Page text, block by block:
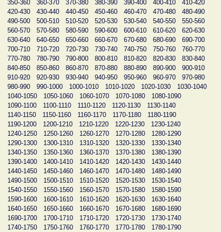
350-360 360-370 370-380 380-390 390-400 400-410
410-420
420-430
430-440 440-450 450-460 460-470 470-480
480-490
490-500
500-510 510-520 520-530 530-540 540-550
550-560
560-570
570-580 580-590 590-600 600-610 610-620
620-630
630-640
640-650 650-660 660-670 670-680 680-690
690-700
700-710
710-720 720-730 730-740 740-750 750-760
760-770
770-780
780-790 790-800 800-810 810-820 820-830
830-840
840-850
850-860 860-870 870-880 880-890 890-900
900-910
910-920
920-930 930-940 940-950 950-960 960-970
970-980
980-990
990-1000 1000-1010 1010-1020 1020-1030
1030-1040
1040-1050
1050-1060 1060-1070 1070-1080
1080-1090
1090-1100
1100-1110 1110-1120 1120-1130
1130-1140
1140-1150
1150-1160 1160-1170 1170-1180
1180-1190
1190-1200
1200-1210 1210-1220 1220-1230
1230-1240
1240-1250
1250-1260 1260-1270 1270-1280
1280-1290
1290-1300
1300-1310 1310-1320 1320-1330
1330-1340
1340-1350
1350-1360 1360-1370 1370-1380
1380-1390
1390-1400
1400-1410 1410-1420 1420-1430
1430-1440
1440-1450
1450-1460 1460-1470 1470-1480
1480-1490
1490-1500
1500-1510 1510-1520 1520-1530
1530-1540
1540-1550
1550-1560 1560-1570 1570-1580
1580-1590
1590-1600
1600-1610 1610-1620 1620-1630
1630-1640
1640-1650
1650-1660 1660-1670 1670-1680
1680-1690
1690-1700
1700-1710 1710-1720 1720-1730
1730-1740
1740-1750
1750-1760 1760-1770 1770-1780
1780-1790